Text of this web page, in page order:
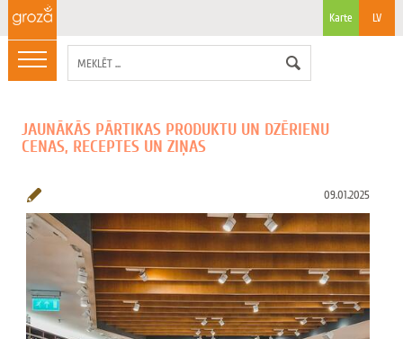
LV
Karte
JAUNĀKĀS PĀRTIKAS PRODUKTU UN DZĒRIENU
CENAS, RECEPTES UN ZIŅAS
09.01.2025